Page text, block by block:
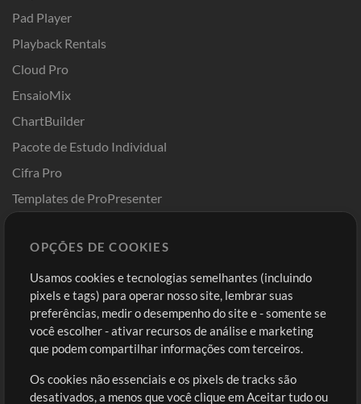
Pad Player
Playback Rentals
Cloud Pro
EnsaioMix
ChartBuilder
Pacote de Estudo Individual
Cifra Pro
Templates de ProPresenter
Comprar Créditos
Conteúdo Grátis
Solicite uma Música
Extras
Entre
Cadastre-se
Ir ao carrinho
OPÇÕES DE COOKIES
Usamos cookies e tecnologias semelhantes (incluindo
pixels e tags) para operar nosso site, lembrar suas
preferências, medir o desempenho do site e - somente se
você escolher - ativar recursos de análise e marketing
que podem compartilhar informações com terceiros.
Os cookies não essenciais e os pixels de tracks são
desativados, a menos que você clique em Aceitar tudo ou